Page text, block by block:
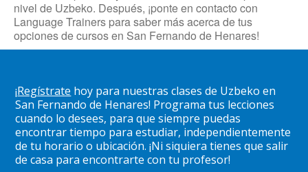
nivel de Uzbeko. Después, ¡ponte en contacto con
Language Trainers para saber más acerca de tus
opciones de cursos en San Fernando de Henares!
¡Regístrate hoy para nuestras clases de Uzbeko en
San Fernando de Henares! Programa tus lecciones
cuando lo desees, para que siempre puedas
encontrar tiempo para estudiar, independientemente
de tu horario o ubicación. ¡Ni siquiera tienes que salir
de casa para encontrarte con tu profesor!